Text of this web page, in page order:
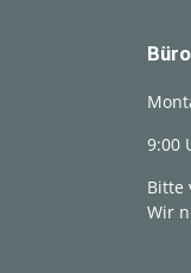
9:00
Bitte
Wir